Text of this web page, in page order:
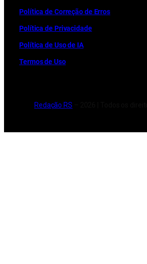
Política de Correção de Erros
Política de Privacidade
Política de Uso de IA
Termos de Uso
Redação RS